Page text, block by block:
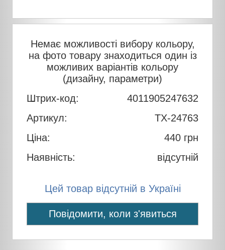
Немає можливості вибору кольору,
на фото товару знаходиться один із
можливих варіантів кольору
(дизайну, параметри)
Штрих-код:
4011905247632
Артикул:
TX-24763
Ціна:
440 грн
Наявність:
відсутній
Цей товар відсутній в Україні
Повідомити, коли з'явиться